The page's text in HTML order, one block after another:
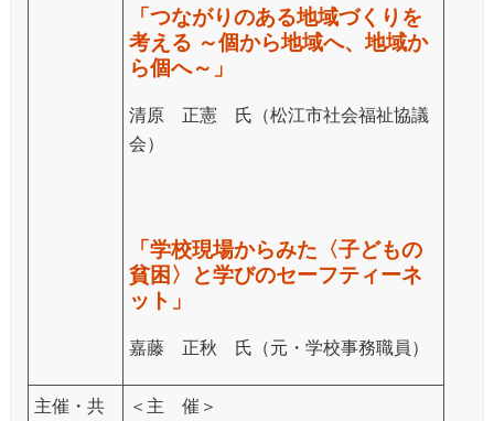
「つながりのある地域づくりを
考える ～個から地域へ、地域か
ら個へ～」
清原 正憲 氏（松江市社会福祉協議
会）
「学校現場からみた〈子どもの
貧困〉と学びのセーフティーネ
ット」
嘉藤 正秋 氏（元・学校事務職員）
主催・共
＜主 催＞